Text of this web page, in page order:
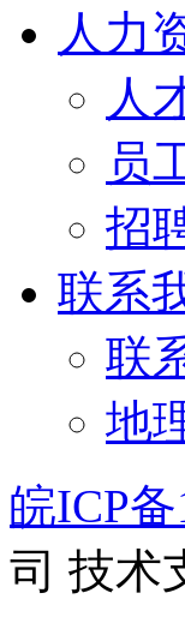
人力
人
员
招
联系
联
地
皖ICP
司 技术